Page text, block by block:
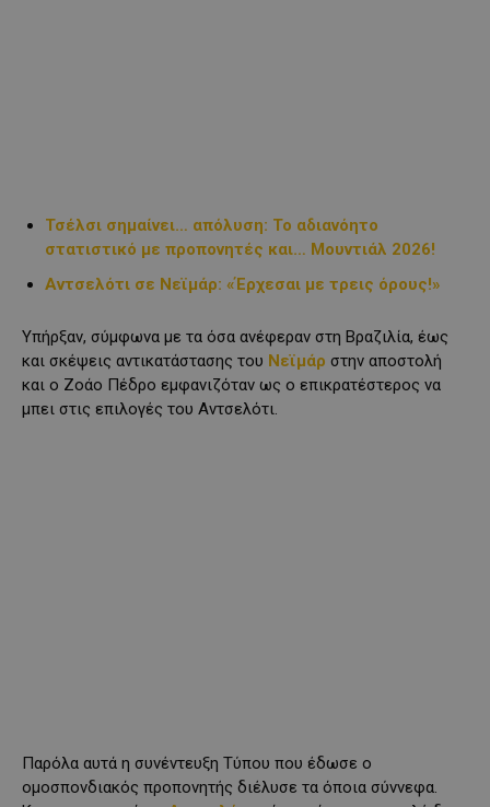
Τσέλσι σημαίνει… απόλυση: Το αδιανόητο
στατιστικό με προπονητές και… Μουντιάλ 2026!
Αντσελότι σε Νεϊμάρ: «Έρχεσαι με τρεις όρους!»
Υπήρξαν, σύμφωνα με τα όσα ανέφεραν στη Βραζιλία, έως
και σκέψεις αντικατάστασης του Νεϊμάρ στην αποστολή
και ο Ζοάο Πέδρο εμφανιζόταν ως ο επικρατέστερος να
μπει στις επιλογές του Αντσελότι.
Παρόλα αυτά η συνέντευξη Τύπου που έδωσε ο
ομοσπονδιακός προπονητής διέλυσε τα όποια σύννεφα.